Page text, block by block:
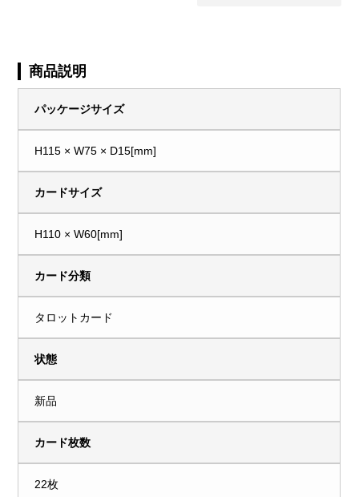
商品説明
パッケージサイズ
H115 × W75 × D15[mm]
カードサイズ
H110 × W60[mm]
カード分類
タロットカード
状態
新品
カード枚数
22枚